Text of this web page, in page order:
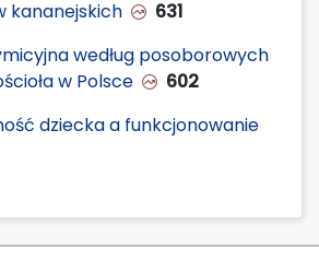
kananejskich
631
według posoborowych
w Polsce
602
dziecka a funkcjonowanie